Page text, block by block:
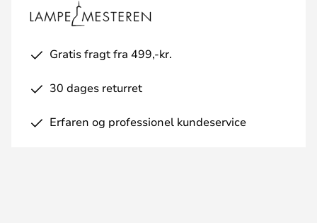
Gratis fragt fra 499,-kr.
30 dages returret
Erfaren og professionel kundeservice